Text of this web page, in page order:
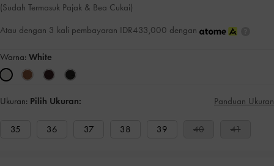
(Sudah Termasuk Pajak & Bea Cukai)
Atau dengan 3 kali pembayaran IDR433,000 dengan
Warna: White
Ukuran: Pilih Ukuran: Panduan Ukuran
35 36 37 38 39 40 41